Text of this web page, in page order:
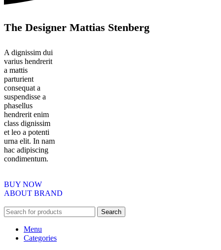
The Designer Mattias Stenberg
A dignissim dui
varius hendrerit
a mattis
parturient
consequat a
suspendisse a
phasellus
hendrerit enim
class dignissim
et leo a potenti
urna elit. In nam
hac adipiscing
condimentum.
BUY NOW
ABOUT BRAND
Search
Menu
Categories